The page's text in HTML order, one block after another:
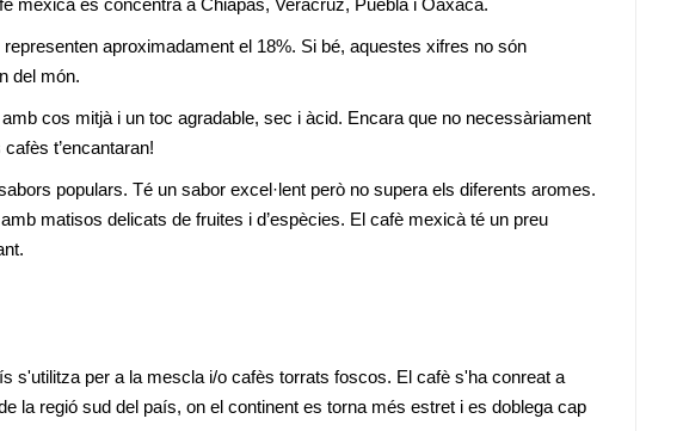
mexicà és concentra a Chiapas, Veracruz, Puebla i Oaxaca.
aproximadament el 18%. Si bé, aquestes xifres no són
del món.
cos mitjà i un toc agradable, sec i àcid. Encara que no necessàriament
t’encantaran!
populars. Té un sabor excel·lent però no supera els diferents aromes.
matisos delicats de fruites i d’espècies. El cafè mexicà té un preu
s'utilitza per a la mescla i/o cafès torrats foscos. El cafè s'ha conreat a
la regió sud del país, on el continent es torna més estret i es doblega cap